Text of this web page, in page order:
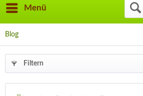
Menü
Blog
Filtern